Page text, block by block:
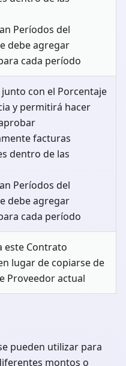
Períodos del
debe agregar
cada período
con el Porcentaje
y permitirá hacer
facturas
dentro de las
Períodos del
debe agregar
cada período
este Contrato
lugar de copiarse de
Proveedor actual
pueden utilizar para
montos o